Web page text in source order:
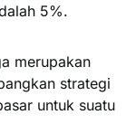
5%.
merupakan
strategi
untuk suatu